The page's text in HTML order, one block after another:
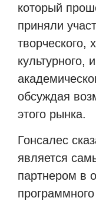
который
приняли
творческого,
культурного,
обсуждая
этого рынка.
Гонсалес
является
партнером в